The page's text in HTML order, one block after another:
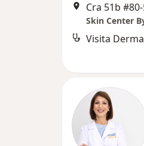
Cra 51b
Visita